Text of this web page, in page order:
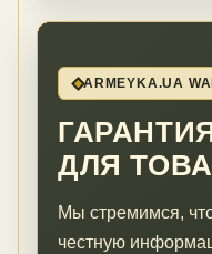
ARMEYKA.UA
ДЛЯ
Мы стремимся,
честную